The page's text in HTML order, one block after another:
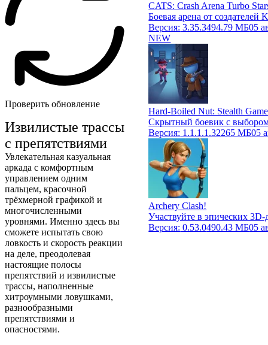
Проверить обновление
Извилистые трассы
с препятствиями
Увлекательная казуальная
аркада с комфортным
управлением одним
пальцем, красочной
трёхмерной графикой и
многочисленными
уровнями. Именно здесь вы
сможете испытать свою
ловкость и скорость реакции
на деле, преодолевая
настоящие полосы
препятствий и извилистые
трассы, наполненные
хитроумными ловушками,
разнообразными
препятствиями и
опасностями.
CATS: Crash Arena Turbo
Боевая арена от создателей
Версия: 3.35.3494.79 МБ05
NEW
Hard-Boiled Nut: Stealth Game
Скрытный боевик с
Версия: 1.1.1.1.32265 МБ05
Archery Clash!
Участвуйте в эпических
Версия: 0.53.0490.43 МБ05